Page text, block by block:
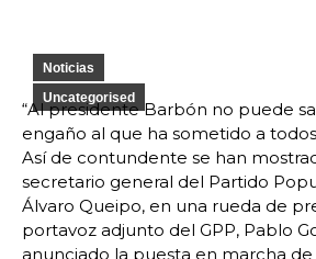
Noticias
Uncategorised
“Al presidente Barbón no puede
engaño al que ha sometido a todos
Así de contundente se han
secretario general del Partido
Álvaro Queipo, en una rueda de
portavoz adjunto del GPP, Pablo
anunciado la puesta en marcha de